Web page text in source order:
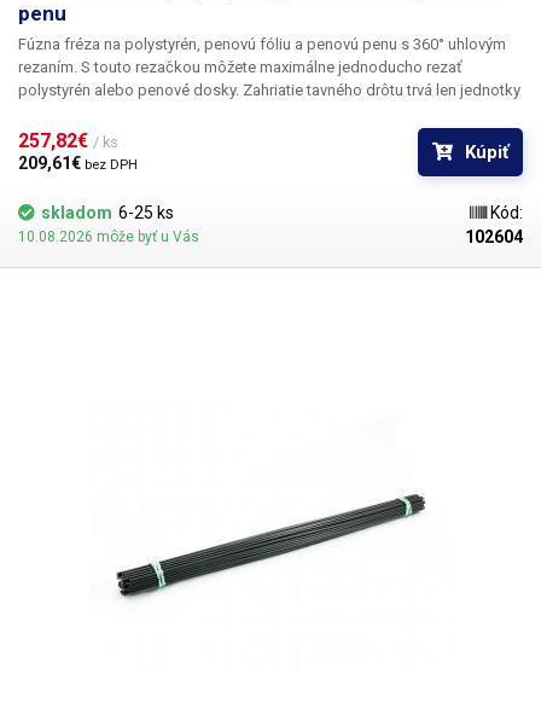
penu
Fúzna fréza na polystyrén, penovú fóliu a penovú penu s 360° uhlovým
rezaním.
polystyrén alebo penové dosky. Zahriatie tavného drôtu trvá len jednotky
penové dosky a penu s minimálnou námahou a zanecháva po sebe len
profesionálne rezy. K dispozícii je aj tepelná regulácia. Rezačka sa
skladá z hrubej preglejkovej dosky, na ktorej je namontované rameno s
cievkou zváracieho drôtu, ktorý sa cez očko privádza k základni
rezačky. S očkom možno voľne manipulovať pozdĺž ramena, čím sa
štandardná obdĺžniková zostava rezačky vychýli do ľubovoľného
vertikálneho uhla. Samotné rameno sa potom môže tiež voľne vychýliť
pripojiť 360° nadstavec, ktorý má hrot umožňujúci vykonávať 360° 3D
rezy. Možno vytvárať ľubovoľné kužele, komolé kužele alebo len
zaoblené rohy. Tento nadstavec je obzvlášť vhodný napr. pre leteckých a
železničných modelárov, ktorí modelujú z polystyrénu Odporová fréza je
vhodná najmä pre hobby modelárov, aranžérov, na formátovanie
257,82€ / ks
209,61€ bez DPH
Kúpiť
skladom 6-25 ks
10.08.2026 môže byť u Vás
Kód:
102604